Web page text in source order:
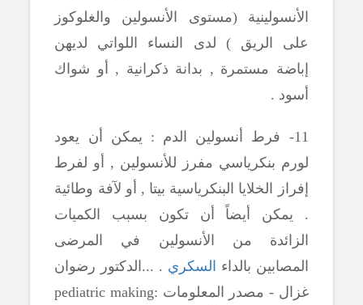
الأنسولينية (مستوى الأنسولين والغلوكوز
على الريق ) لدى النساء اللواتي لديهن
إباضة مستمرة , بدانة ذكرانية , أو شواك
أسود .
11- فرط أنسولين الدم : يمكن أن يعود
لورم بنكرياسي مفرز للأنسولين , أو لفرط
إفراز الخلايا البنكرياسية بيتا , أو لآفة وطائية
. يمكن أيضاً أن تكون بسبب الكميات
الزائدة من الأنسولين في المرضى
المصابين بالداء السكري . ...الدكتور رضوان
غزال - مصدر المعلومات :pediatric making